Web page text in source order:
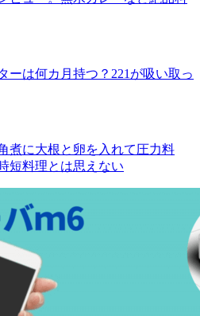
ーは何カ月持つ？221が吸い取っ
煮に大根と卵を入れて圧力料
短料理とは思えない